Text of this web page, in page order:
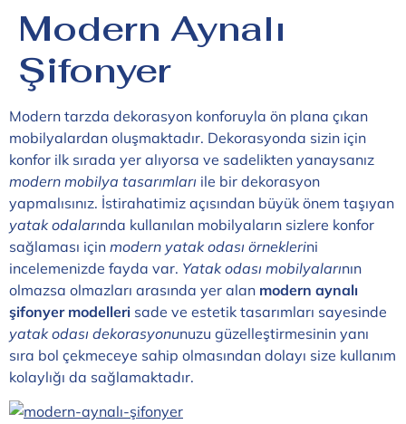
Modern Aynalı
Şifonyer
Modern tarzda dekorasyon konforuyla ön plana çıkan
mobilyalardan oluşmaktadır. Dekorasyonda sizin için
konfor ilk sırada yer alıyorsa ve sadelikten yanaysanız
modern mobilya tasarımları ile bir dekorasyon
yapmalısınız. İstirahatimiz açısından büyük önem taşıyan
yatak odalarında kullanılan mobilyaların sizlere konfor
sağlaması için modern yatak odası örneklerini
incelemenizde fayda var. Yatak odası mobilyalarının
olmazsa olmazları arasında yer alan modern aynalı
şifonyer modelleri sade ve estetik tasarımları sayesinde
yatak odası dekorasyonunuzu güzelleştirmesinin yanı
sıra bol çekmeceye sahip olmasından dolayı size kullanım
kolaylığı da sağlamaktadır.